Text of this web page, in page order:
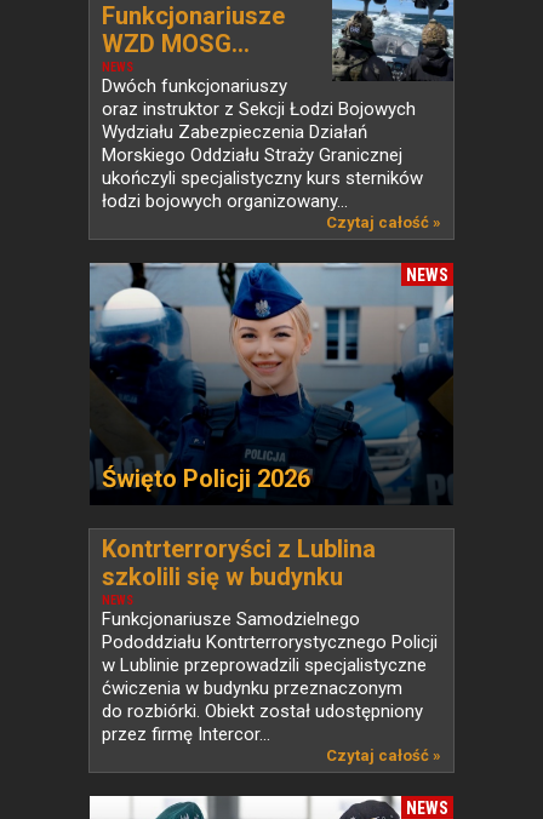
NEWS
Funkcjonariusze
WZD MOSG...
Dwóch funkcjonariuszy
oraz instruktor z Sekcji Łodzi Bojowych
Wydziału Zabezpieczenia Działań
Morskiego Oddziału Straży Granicznej
ukończyli specjalistyczny kurs sterników
łodzi bojowych organizowany...
Czytaj całość »
NEWS
Święto Policji 2026
NEWS
Kontrterroryści z Lublina
szkolili się w budynku
przeznaczonym do rozbiórki
Funkcjonariusze Samodzielnego
Pododdziału Kontrterrorystycznego Policji
w Lublinie przeprowadzili specjalistyczne
ćwiczenia w budynku przeznaczonym
do rozbiórki. Obiekt został udostępniony
przez firmę Intercor...
Czytaj całość »
NEWS